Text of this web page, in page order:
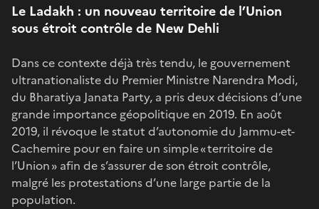
Le Ladakh : un nouveau territoire de l’Union
sous étroit contrôle de New Dehli
Dans ce contexte déjà très tendu, le gouvernement
ultranationaliste du Premier Ministre Narendra Modi,
du Bharatiya Janata Party, a pris deux décisions d’une
grande importance géopolitique en 2019. En août
2019, il révoque le statut d’autonomie du Jammu-et-
Cachemire pour en faire un simple « territoire de
l’Union » afin de s’assurer de son étroit contrôle,
malgré les protestations d’une large partie de la
population.